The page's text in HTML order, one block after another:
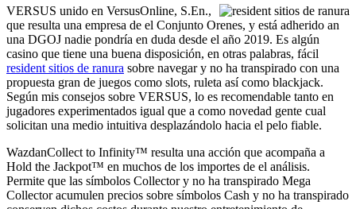
VERSUS unido en VersusOnline, S.En.,
que resulta una empresa de el Conjunto Orenes, y está adherido an
una DGOJ nadie pondrí­a en duda desde el año 2019. Es algún
casino que tiene una buena disposición, en otras palabras, fácil
resident sitios de ranura sobre navegar y no ha transpirado con una
propuesta gran de juegos como slots, ruleta así­ como blackjack.
Según mis consejos sobre VERSUS, lo es recomendable tanto en
jugadores experimentados igual que a como novedad gente cual
solicitan una medio intuitiva desplazándolo hacia el pelo fiable.
WazdanCollect to Infinity™ resulta una acción que acompaña a
Hold the Jackpot™ en muchos de los importes de el análisis.
Permite que las símbolos Collector y no ha transpirado Mega
Collector acumulen precios sobre símbolos Cash y no ha transpirado